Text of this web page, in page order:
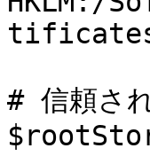
# 信頼さ